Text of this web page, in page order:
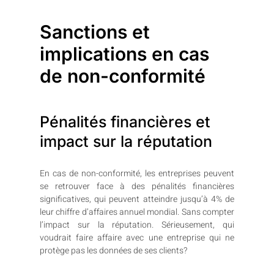
Sanctions et
implications en cas
de non-conformité
Pénalités financières et
impact sur la réputation
En cas de non-conformité, les entreprises peuvent
se retrouver face à des pénalités financières
significatives, qui peuvent atteindre jusqu’à 4% de
leur chiffre d’affaires annuel mondial. Sans compter
l’impact sur la réputation. Sérieusement, qui
voudrait faire affaire avec une entreprise qui ne
protège pas les données de ses clients?